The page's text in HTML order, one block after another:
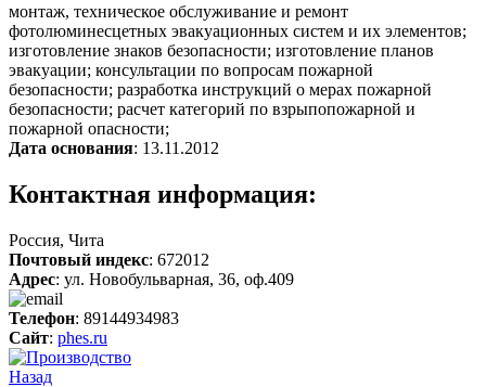
монтаж, техническое обслуживание и ремонт
фотолюминесцетных эвакуационных систем и их элементов;
изготовление знаков безопасности; изготовление планов
эвакуации; консультации по вопросам пожарной
безопасности; разработка инструкций о мерах пожарной
безопасности; расчет категорий по взрыпопожарной и
пожарной опасности;
Дата основания: 13.11.2012
Контактная информация:
Россия, Чита
Почтовый индекс: 672012
Адрес: ул. Новобульварная, 36, оф.409
Телефон: 89144934983
Сайт: phes.ru
Назад